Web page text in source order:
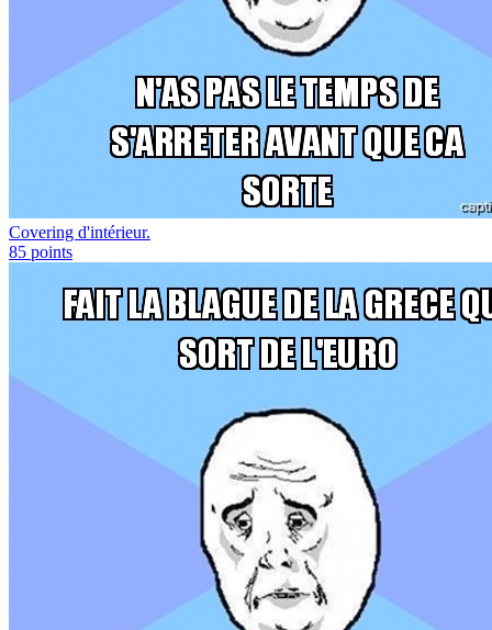
Covering d'intérieur.
85 points